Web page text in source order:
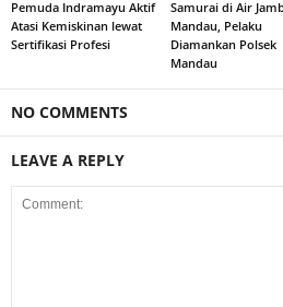
Pemuda Indramayu Aktif
Atasi Kemiskinan lewat
Sertifikasi Profesi
Samurai di Air
Mandau, Pelaku
Diamankan Polsek
Mandau
NO COMMENTS
LEAVE A REPLY